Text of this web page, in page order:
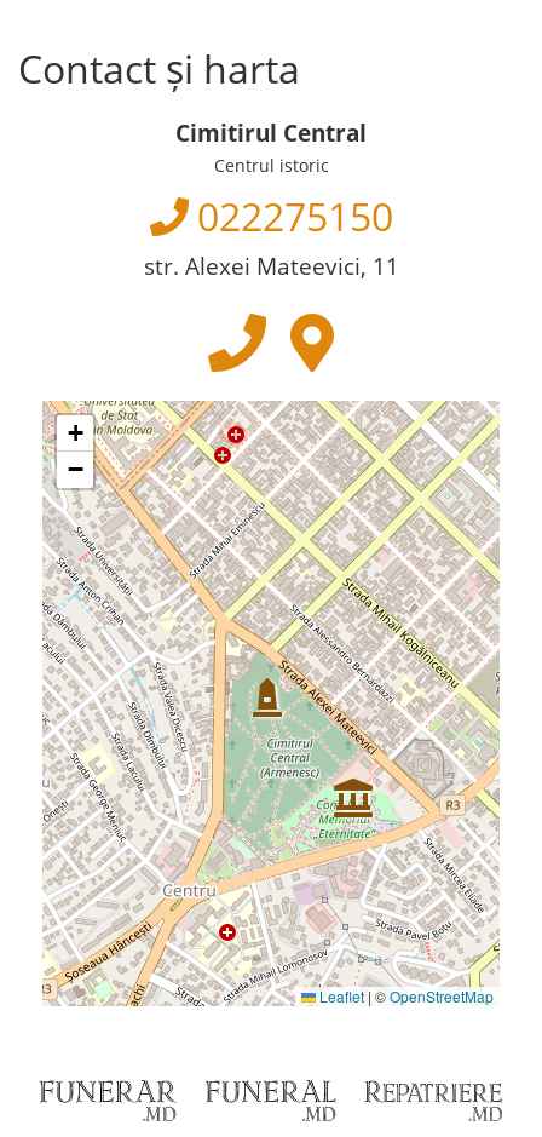
Contact și harta
Cimitirul Central
Centrul istoric
022275150
str. Alexei Mateevici, 11
+
−
Leaflet | ©OpenStreetMap